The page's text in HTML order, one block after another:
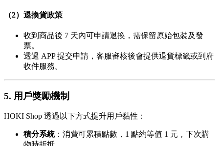
（2）退換貨政策
收到商品後 7 天內可申請退換，需保留原始包裝及發
票。
透過 APP 提交申請，客服審核後會提供退貨標籤或到府
收件服務。
5. 用戶獎勵機制
HOKI Shop 透過以下方式提升用戶黏性：
積分系統：消費可累積點數，1 點約等值 1 元，下次購